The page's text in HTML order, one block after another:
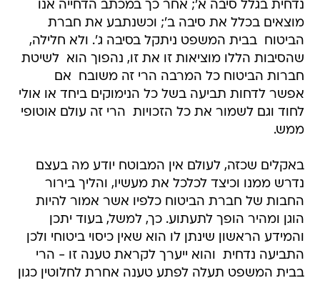
נדחית בגלל סיבה א'; אחר כך במכתב הדחייה אנו
מוצאים בכלל את סיבה ב'; וכשנתבע את חברת
הביטוח  בבית המשפט ניתקל בסיבה ג'. ולא חלילה,
שהסיבות הללו מוציאות זו את זו, נהפוך הוא  לשיטת
חברות הביטוח כל המרבה הרי זה משובח  אם
אפשר לדחות תביעה בשל כל הנימוקים ביחד או אולי
לחוד וגם לשמור את כל הזכויות  הרי זה עולם אוטופי
ממש.
באקלים שכזה, לעולם אין המבוטח יודע מה בעצם
נדרש ממנו וכיצד לכלכל את מעשיו, והליך בירור
החבות של חברת הביטוח כלפיו אשר אמור להיות
הוגן ומהיר הופך לתעתוע. כך, למשל, בעוד יתכן
והמידע הראשון שינתן לו הוא שאין כיסוי ביטוחי ולכן
התביעה נדחית  והוא ייערך לקראת טענה זו - הרי
בבית המשפט תעלה לפתע טענה אחרת לחלוטין כגון